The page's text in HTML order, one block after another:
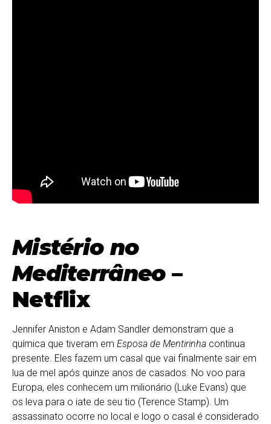
Mistério no
Mediterrâneo–
Netflix
Jennifer Aniston e Adam Sandler demonstram que a
química que tiveram em Esposa de Mentirinha continua
presente. Eles fazem um casal que vai finalmente sair em
lua de mel após quinze anos de casados. No voo para
Europa, eles conhecem um milionário (Luke Evans) que
os leva para o iate de seu tio (Terence Stamp). Um
assassinato ocorre no local e logo o casal é considerado